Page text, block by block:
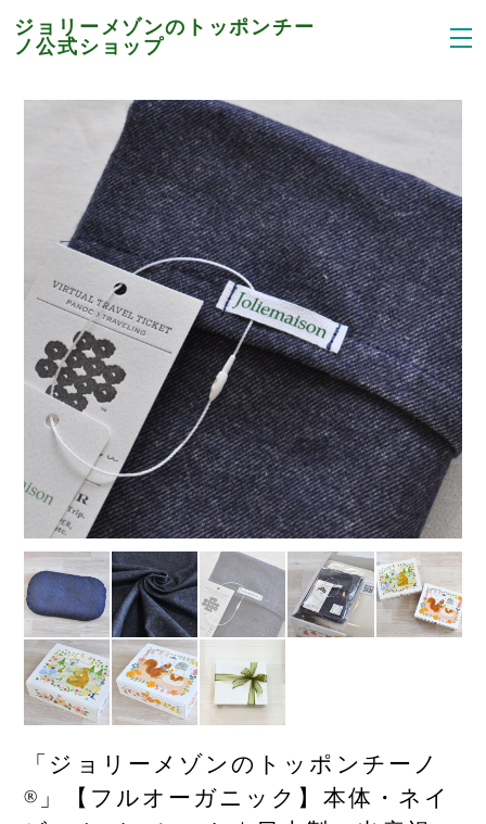
ジョリーメゾンのトッポンチー
ノ公式ショップ
「ジョリーメゾンのトッポンチーノ
®」【フルオーガニック】本体・ネイ